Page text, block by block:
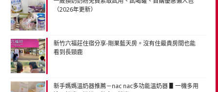
（2026年更新）
新竹六福莊住宿分享-剛果藍天房。沒有住最貴房間也能
看到長頸鹿
新手媽媽溫奶器推薦－nac nac多功能溫奶器 ▋一機多用